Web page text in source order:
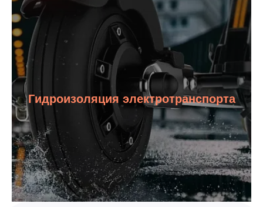
Гидроизоляция электротранспорта